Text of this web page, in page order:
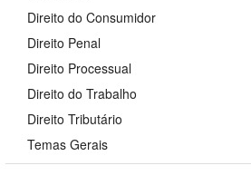
Direito do Consumidor
Direito Penal
Direito Processual
Direito do Trabalho
Direito Tributário
Temas Gerais